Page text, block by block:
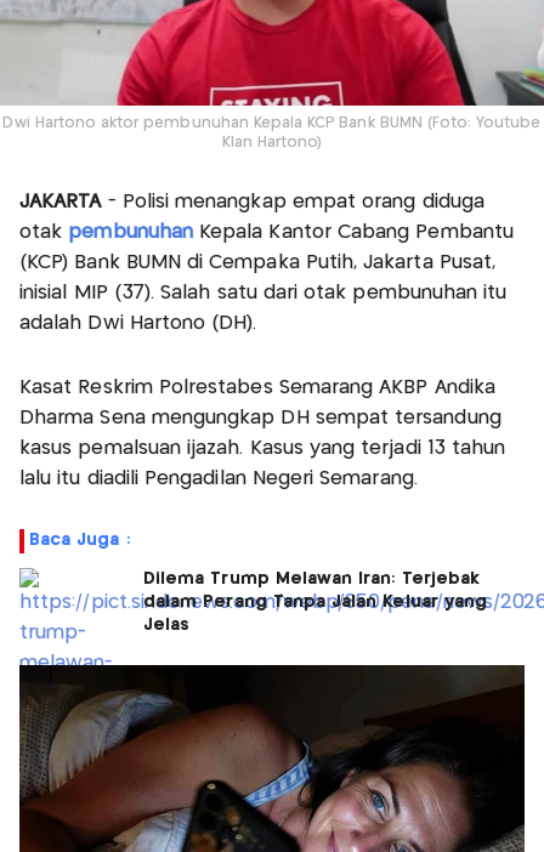
Dwi Hartono aktor pembunuhan Kepala KCP Bank BUMN (Foto: Youtube
Klan Hartono)
JAKARTA- Polisi menangkap empat orang diduga
otak pembunuhan Kepala Kantor Cabang Pembantu
(KCP) Bank BUMN di Cempaka Putih, Jakarta Pusat,
inisial MIP (37). Salah satu dari otak pembunuhan itu
adalah Dwi Hartono (DH).
Kasat Reskrim Polrestabes Semarang AKBP Andika
Dharma Sena mengungkap DH sempat tersandung
kasus pemalsuan ijazah. Kasus yang terjadi 13 tahun
lalu itu diadili Pengadilan Negeri Semarang.
Baca Juga :
Dilema Trump Melawan Iran: Terjebak
dalam Perang Tanpa Jalan Keluar yang
Jelas